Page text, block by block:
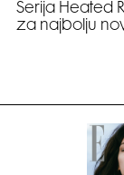
Serija Heated
za najbolju